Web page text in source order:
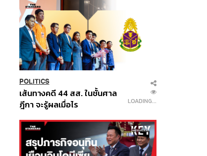
POLITICS
เส้นทางคดี 44 สส. ในชั้นศาล
ฎีกา จะรู้ผลเมื่อไร
LOADING...